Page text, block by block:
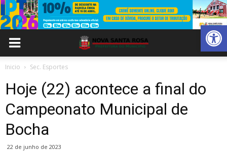
Abrir
Inicio Sec. Esportes
Hoje (22) acontece a final do
Campeonato Municipal de
Bocha
22 de junho de 2023